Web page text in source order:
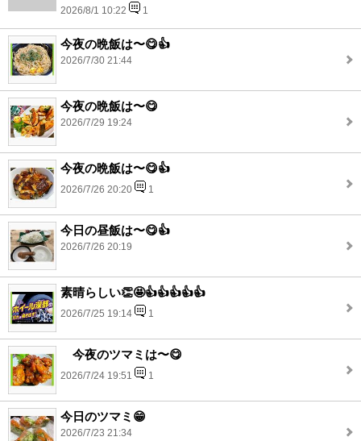
2026/8/1 10:22 1
今夜の晩飯は〜😋👍
2026/7/30 21:44
今夜の晩飯は〜😋
2026/7/29 19:24
今夜の晩飯は〜😋👍
2026/7/26 20:20 1
今日の昼飯は〜😋👍
2026/7/26 20:19
素晴らしい👏🤩👍👍👍👍👍
2026/7/25 19:14 1
今夜のツマミは〜😋
2026/7/24 19:51 1
今日のツマミ😁
2026/7/23 21:34